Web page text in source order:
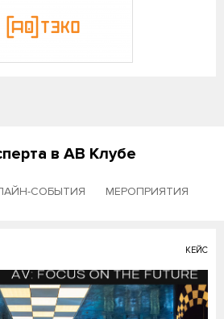
в АВ Клубе
СОБЫТИЯ МЕРОПРИЯТИЯ
КЕЙС